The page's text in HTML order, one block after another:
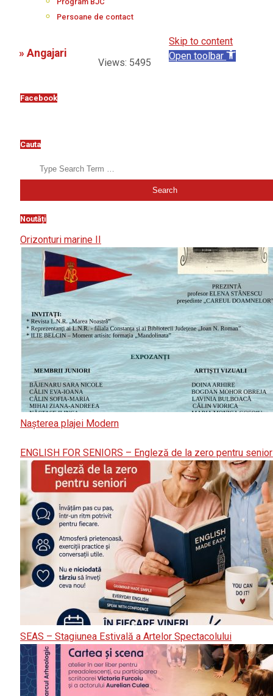
Persoane de contact
» Angajari
Views: 5495
Facebook
Cauta
Search
Noutăți
Orizonturi marine II
Nașterea plajei Modern
ENGLISH FOR SENIORS – Engleză de la zero pentru
SEAS – Stagiunea Estivală a Artelor Spectacolului
Skip to content
Open toolbar